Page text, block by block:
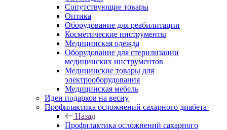
Сопутствующие товары
Оптика
Оборудование для реабилитации
Косметические инструменты
Медицинская одежда
Оборудование для стерилизации
медицинских инструментов
Медицинские товары для
электрооборудования
Медицинская мебель
Идеи подарков на весну
Профилактика осложнений сахарного диабета
Назад
Профилактика осложнений сахарного